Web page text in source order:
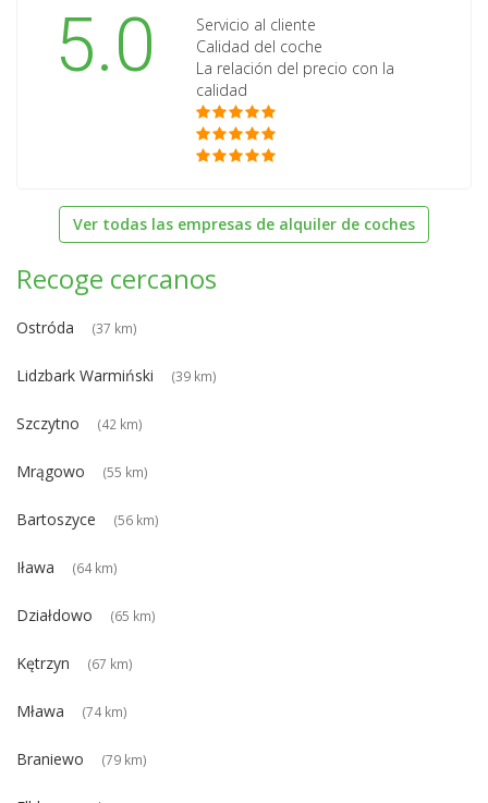
5.0
Servicio al cliente
Calidad del coche
La relación del precio con la
calidad
Ver todas las empresas de alquiler de coches
Recoge cercanos
Ostróda (37 km)
Lidzbark Warmiński (39 km)
Szczytno (42 km)
Mrągowo (55 km)
Bartoszyce (56 km)
Iława (64 km)
Działdowo (65 km)
Kętrzyn (67 km)
Mława (74 km)
Braniewo (79 km)